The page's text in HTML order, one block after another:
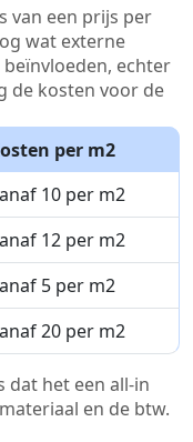
van een prijs per
wat externe
echter
de kosten voor de
per m2
10 per m2
12 per m2
5 per m2
20 per m2
dat het een all-in
en de btw.